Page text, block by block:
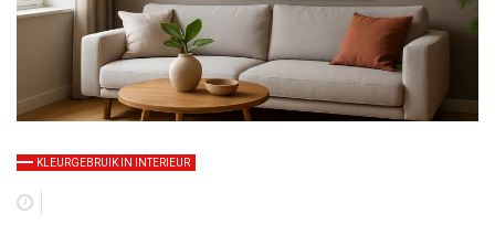
KLEURGEBRUIK IN INTERIEUR